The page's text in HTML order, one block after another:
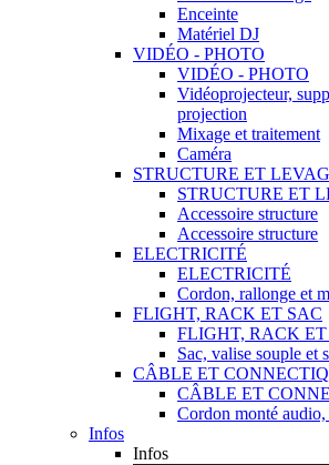
Enceinte
Matériel DJ
VIDÉO - PHOTO
VIDÉO - PHOTO
Vidéoprojecteur,
projection
Mixage et traitement
Caméra
STRUCTURE ET
STRUCTURE ET
Accessoire structure
Accessoire structure
ELECTRICITÉ
ELECTRICITÉ
Cordon, rallonge et
FLIGHT, RACK ET SAC
FLIGHT, RACK ET
Sac, valise souple et
CÂBLE ET
CÂBLE ET
Cordon monté audio,
Infos
Infos